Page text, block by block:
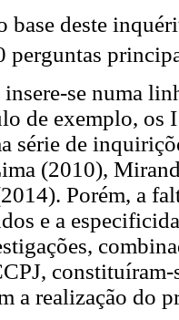
base deste
perguntas
se numa
de exemplo, os
série de
(2010),
Porém, a
e a
a realização do